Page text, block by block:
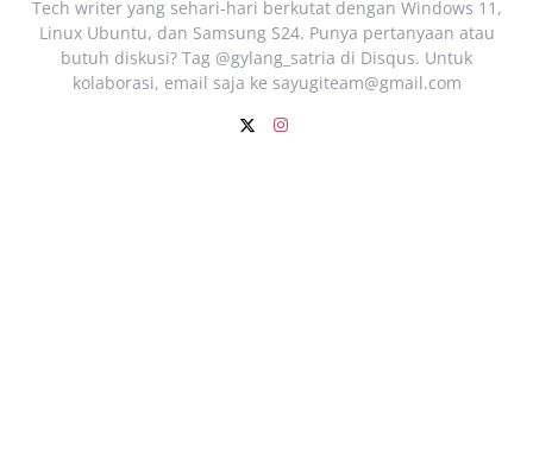
Tech writer yang sehari‑hari berkutat dengan Windows 11,
Linux Ubuntu, dan Samsung S24. Punya pertanyaan atau
butuh diskusi? Tag @gylang_satria di Disqus. Untuk
kolaborasi, email saja ke sayugiteam@gmail.com